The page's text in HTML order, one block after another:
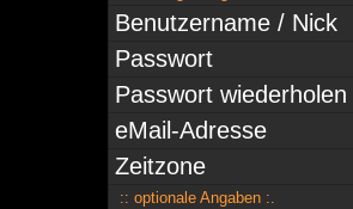
Benutzername / Nick
Passwort
Passwort wiederholen
eMail-Adresse
Zeitzone
:: optionale Angaben :.